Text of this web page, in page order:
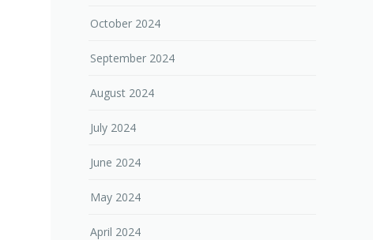
October 2024
September 2024
August 2024
July 2024
June 2024
May 2024
April 2024